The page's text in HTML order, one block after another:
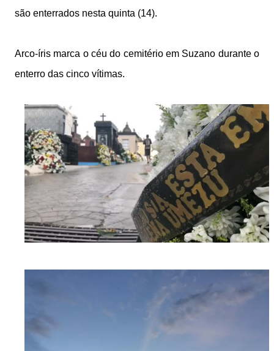
são enterrados nesta quinta (14).
Arco-íris marca o céu do cemitério em Suzano durante o
enterro das cinco vítimas.